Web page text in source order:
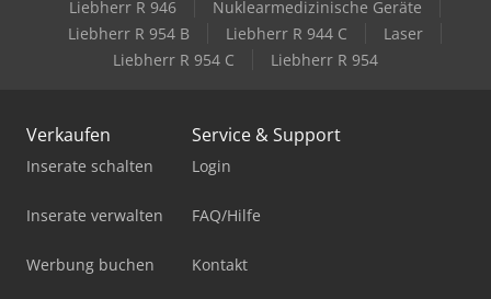
Liebherr R 946
Nuklearmedizinische Geräte
Liebherr R 954 B
Liebherr R 944 C
Laser
Liebherr R 954 C
Liebherr R 954
Verkaufen
Inserate schalten
Inserate verwalten
Werbung buchen
Service & Support
Login
FAQ/Hilfe
Kontakt